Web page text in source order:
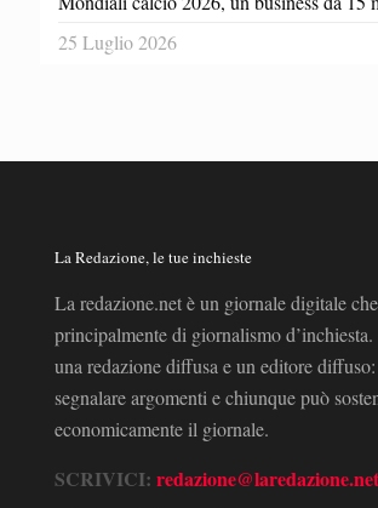
25 Luglio 2026
La Redazione, le tue inchieste
La redazione.net è un giornale digitale
principalmente di giornalismo d’inchiesta.
una redazione diffusa e un editore
segnalare argomenti e chiunque può
economicamente il giornale.
SCRIVICI: redazione@laredazione.net